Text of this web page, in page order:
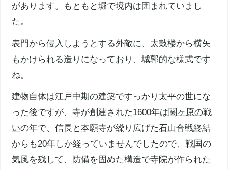
があります。もともと堀で境内は囲まれていまし
た。
表門から侵入しようとする外敵に、太鼓楼から横矢
もかけられる造りになっており、城郭的な様式です
ね。
建物自体は江戸中期の建築ですっかり太平の世にな
った後ですが、寺が創建された1600年は関ヶ原の戦
いの年で、信長と本願寺が繰り広げた石山合戦終結
からも20年しか経っていませんでしたので、戦国の
気風を残して、防備を固めた構造で寺院が作られた